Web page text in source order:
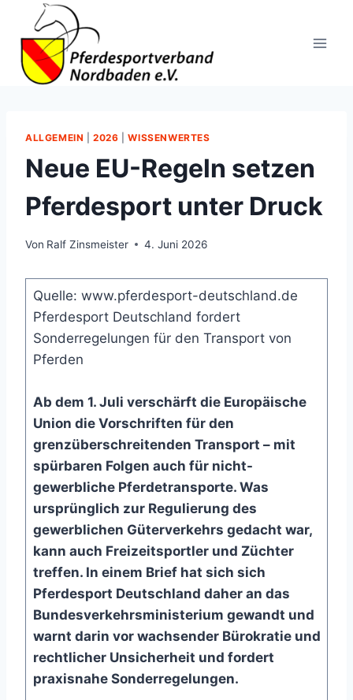
springen
ALLGEMEIN |2026 |WISSENWERTES
Neue EU-Regeln setzen
Pferdesport unter Druck
Von Ralf Zinsmeister 4. Juni 2026
Quelle: www.pferdesport-deutschland.de
Pferdesport Deutschland fordert
Sonderregelungen für den Transport von
Pferden
Ab dem 1. Juli verschärft die Europäische
Union die Vorschriften für den
grenzüberschreitenden Transport – mit
spürbaren Folgen auch für nicht-
gewerbliche Pferdetransporte. Was
ursprünglich zur Regulierung des
gewerblichen Güterverkehrs gedacht war,
kann auch Freizeitsportler und Züchter
treffen. In einem Brief hat sich sich
Pferdesport Deutschland daher an das
Bundesverkehrsministerium gewandt und
warnt darin vor wachsender Bürokratie und
rechtlicher Unsicherheit und fordert
praxisnahe Sonderregelungen.